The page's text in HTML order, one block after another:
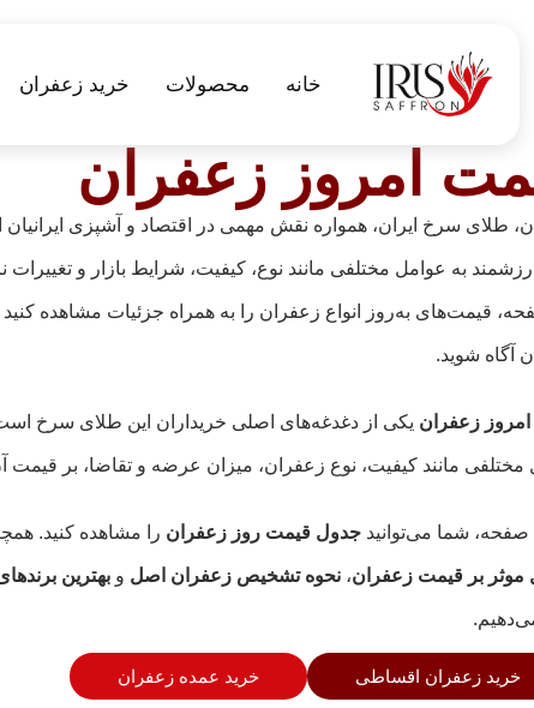
خانه محصولات خرید زعفران
امروز زعفران
طلای سرخ ایران، همواره نقش مهمی در اقتصاد و آشپزی ایرانیان
به عوامل مختلفی مانند نوع، کیفیت، شرایط بازار و تغییرات
قیمت‌های به‌روز انواع زعفران را به همراه جزئیات مشاهده
آگاه شوید.
زعفران یکی از دغدغه‌های اصلی خریداران این طلای سرخ
مختلفی مانند کیفیت، نوع زعفران، میزان عرضه و تقاضا، بر قیمت
صفحه، شما می‌توانید جدول قیمت روز زعفران را مشاهده کنید.
موثر بر قیمت زعفران، نحوه تشخیص زعفران اصل و بهترین
خرید زعفران اقساطی خرید عمده زعفران